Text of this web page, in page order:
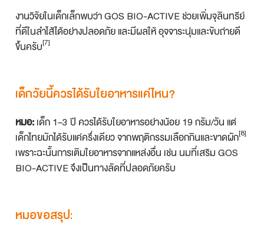
งานวิจัยในเด็กเล็กพบว่า GOS BIO-ACTIVE ช่วยเพิ่มจุลินทรีย์
ที่ดีในลำไส้ได้อย่างปลอดภัย และมีผลให้ อุจจาระนุ่มและขับถ่ายดี
ขึ้นครับ[7]
เด็กวัยนี้ควรได้รับใยอาหารแค่ไหน?
หมอ:เด็ก 1–3 ปี ควรได้รับใยอาหารอย่างน้อย 19 กรัม/วัน แต่
เด็กไทยมักได้รับแค่ครึ่งเดียว จากพฤติกรรมเลือกกินและขาดผัก[8]
เพราะฉะนั้นการเติมใยอาหารจากแหล่งอื่น เช่น นมที่เสริม GOS
BIO-ACTIVE จึงเป็นทางลัดที่ปลอดภัยครับ
หมอขอสรุป: